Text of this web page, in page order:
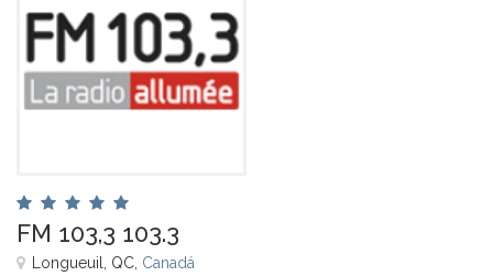
FM 103,3 103.3
Longueuil, QC, Canadá